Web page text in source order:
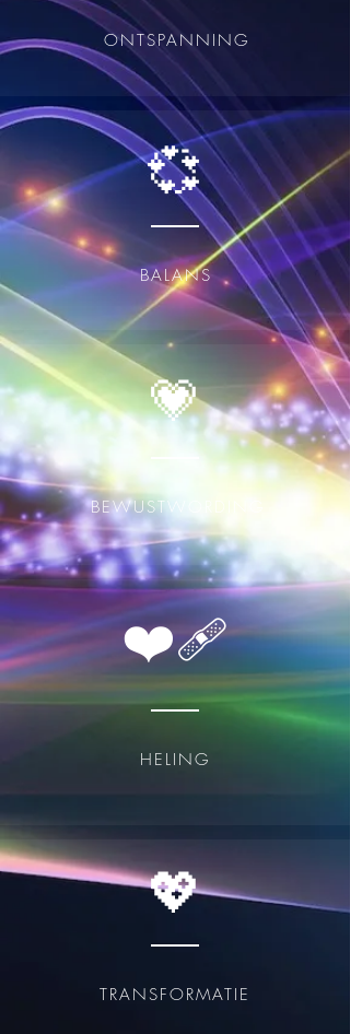
ONTSPANNING
💞
BALANS
💗
BEWUSTWORDING
❤️‍🩹
HELING
💖
TRANSFORMATIE